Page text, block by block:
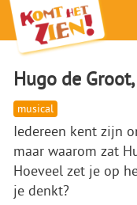
Hugo de
musical
Iedereen kent zijn
maar waarom zat
Hoeveel zet je op
je denkt?